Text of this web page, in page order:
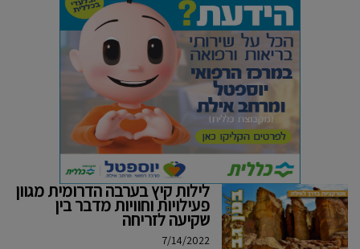
לילות קיץ בערבה הדרומית מגוון
פעילויות וחוויות מדבר בין
שקיעה לזריחה
7/14/2022